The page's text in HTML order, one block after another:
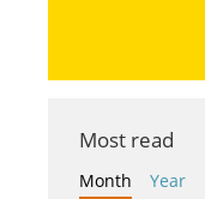
Most read
Month
Year